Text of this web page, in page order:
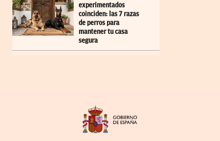
experimentados
coinciden: las 7 razas
de perros para
mantener tu casa
segura